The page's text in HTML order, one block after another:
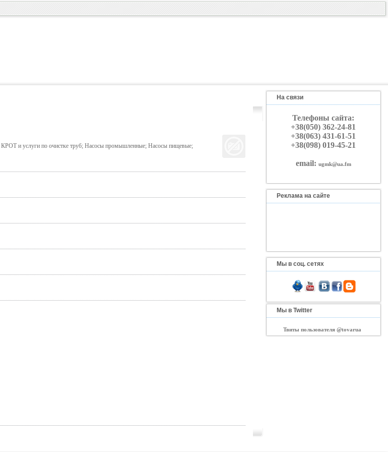
и услуги по очистке труб; Насосы промышленные; Насосы пищевые;
На связи
Телефоны сайта:
+38(050) 362-24-81
+38(063) 431-61-51
+38(098) 019-45-21
email: ugmk@ua.fm
Реклама на сайте
Мы в соц. сетях
Мы в Twitter
Твиты пользователя @tovarua